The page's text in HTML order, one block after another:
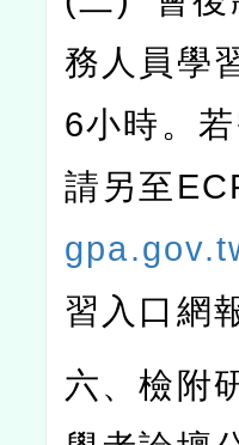
務人員學
6小時。
請另至
習入口網
六、檢附